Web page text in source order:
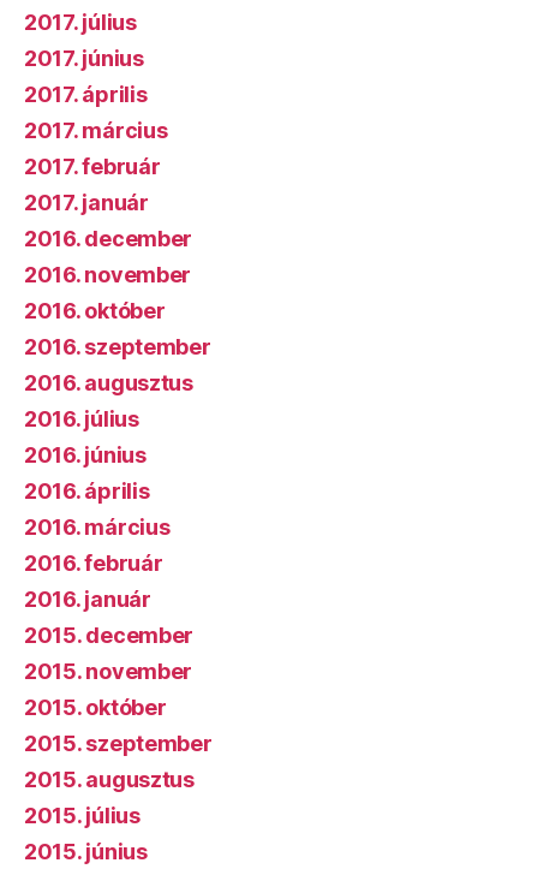
2017. július
2017. június
2017. április
2017. március
2017. február
2017. január
2016. december
2016. november
2016. október
2016. szeptember
2016. augusztus
2016. július
2016. június
2016. április
2016. március
2016. február
2016. január
2015. december
2015. november
2015. október
2015. szeptember
2015. augusztus
2015. július
2015. június